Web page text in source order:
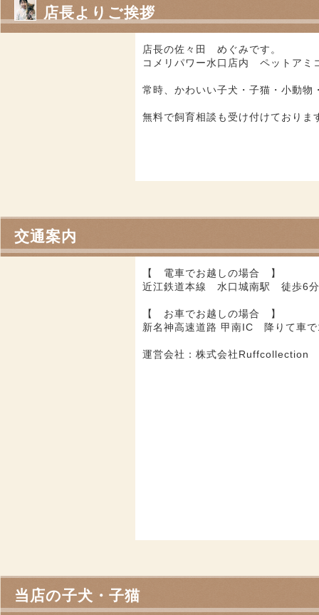
店長よりご挨拶
店長の佐々田 めぐみです。
コメリパワー水口店内 ペットアミ
常時、かわいい子犬・子猫・小動
無料で飼育相談も受け付けており
交通案内
【 電車でお越しの場合 】
近江鉄道本線 水口城南駅 徒歩
【 お車でお越しの場合 】
新名神高速道路 甲南IC 降りて車
運営会社：株式会社Ruffcollection
当店の子犬・子猫